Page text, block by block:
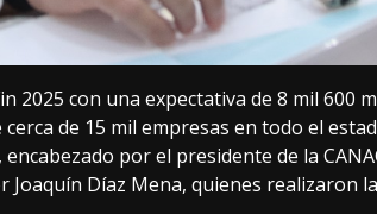
2025 con una expectativa de 8 mil 600
de 15 mil empresas en todo el
por el presidente de la
Joaquín Díaz Mena, quienes realizaron